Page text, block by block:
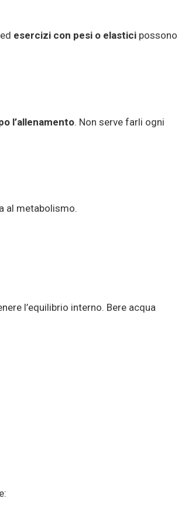
ed esercizi con pesi o elastici possono
l’allenamento. Non serve farli ogni
al metabolismo.
l’equilibrio interno. Bere acqua